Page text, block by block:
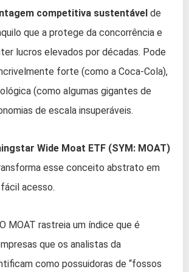
competitiva sustentável de
que a protege da concorrência e
lucros elevados por décadas. Pode
forte (como a Coca-Cola),
(como algumas gigantes de
de escala insuperáveis.
Wide Moat ETF (SYM: MOAT)
esse conceito abstrato em
acesso.
O MOAT rastreia um índice que é
que os analistas da
como possuidoras de “fossos